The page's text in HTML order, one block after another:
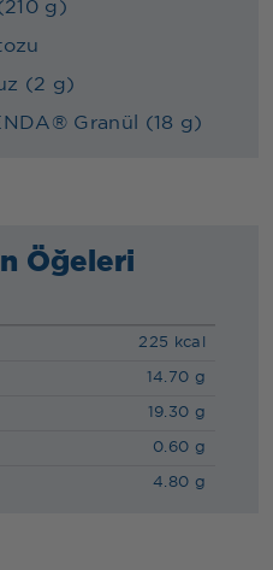
g)
(2 g)
Granül (18 g)
Öğeleri
225 kcal
14.70 g
19.30 g
0.60 g
4.80 g